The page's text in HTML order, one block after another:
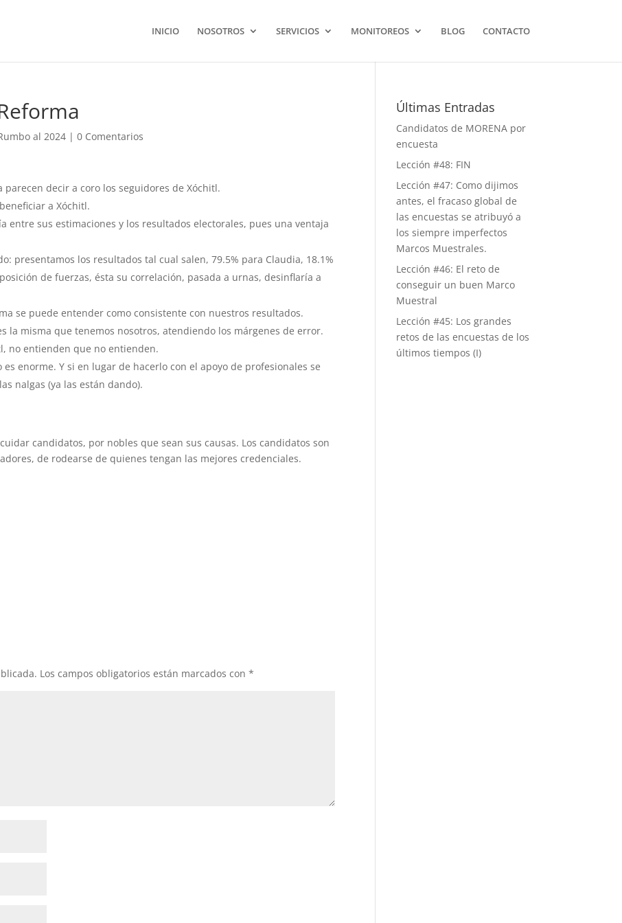
INICIO NOSOTROS SERVICIOS MONITOREOS BLOG CONTACTO
al 2024 |0 Comentarios
parecen decir a coro los seguidores de Xóchitl.
a Xóchitl.
entre sus estimaciones y los resultados electorales, pues una ventaja
presentamos los resultados tal cual salen, 79.5% para Claudia, 18.1%
de fuerzas, ésta su correlación, pasada a urnas, desinflaría a
se puede entender como consistente con nuestros resultados.
la misma que tenemos nosotros, atendiendo los márgenes de error.
no entienden que no entienden.
enorme. Y si en lugar de hacerlo con el apoyo de profesionales se
nalgas (ya las están dando).
candidatos, por nobles que sean sus causas. Los candidatos son
de rodearse de quienes tengan las mejores credenciales.
Los campos obligatorios están marcados con*
Últimas Entradas
Candidatos de MORENA por
encuesta
Lección #48: FIN
Lección #47: Como dijimos
antes, el fracaso global de
las encuestas se atribuyó a
los siempre imperfectos
Marcos Muestrales.
Lección #46: El reto de
conseguir un buen Marco
Muestral
Lección #45: Los grandes
retos de las encuestas de los
últimos tiempos (I)